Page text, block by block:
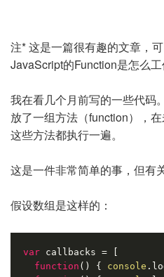
注* 这是一篇很有趣的文章，
JavaScript的Function是怎么工
我在看几个月前写的一些代码
放了一组方法（function），
这些方法都执行一遍。
这是一件非常简单的事，但有
假设数组是这样的：
var callbacks = [
function ( ) { console